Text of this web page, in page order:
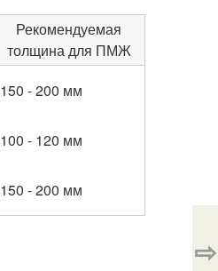
Рекомендуемая
толщина для ПМЖ
150 - 200 мм
100 - 120 мм
150 - 200 мм
⇨